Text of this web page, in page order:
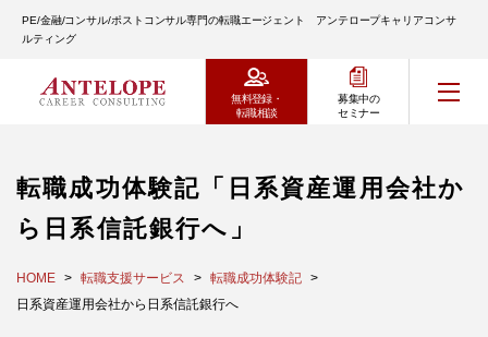
PE/金融/コンサル/ポストコンサル専門の転職エージェント アンテロープキャリアコンサ
ルティング
無料登録・
転職相談
募集中の
セミナー
転職成功体験記「日系資産運用会社か
ら日系信託銀行へ」
HOME 転職支援サービス
転職成功体験記
日系資産運用会社から日系信託銀行へ